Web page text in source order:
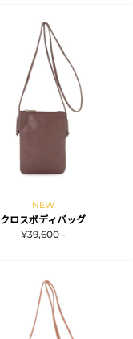
NEW
クロスボディバッグ
¥39,600 -